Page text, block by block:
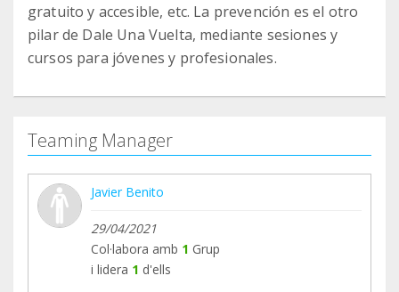
gratuito y accesible, etc. La prevención es el otro
pilar de Dale Una Vuelta, mediante sesiones y
cursos para jóvenes y profesionales.
Teaming Manager
Javier Benito
29/04/2021
Col·labora amb 1 Grup
i lidera 1 d'ells